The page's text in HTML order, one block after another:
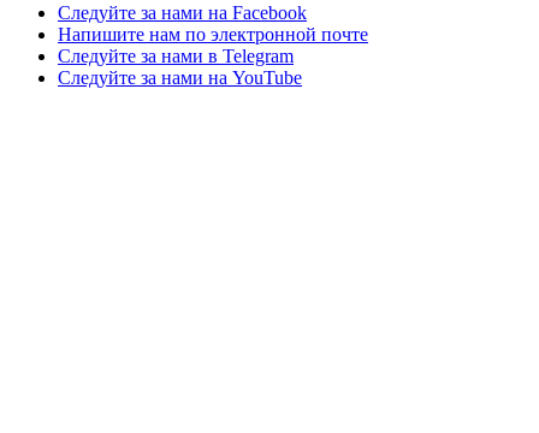
Следуйте за нами на Facebook
Напишите нам по электронной почте
Следуйте за нами в Telegram
Следуйте за нами на YouTube